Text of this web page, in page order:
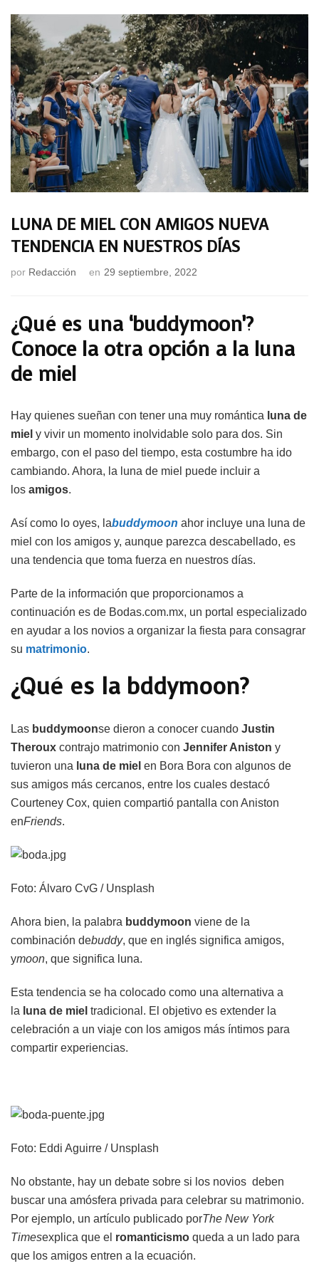
LUNA DE MIEL CON AMIGOS NUEVA
TENDENCIA EN NUESTROS DÍAS
por Redacción en 29 septiembre, 2022
¿Qué es una ‘buddymoon’?
Conoce la otra opción a la luna
de miel
Hay quienes sueñan con tener una muy romántica luna de
miel y vivir un momento inolvidable solo para dos. Sin
embargo, con el paso del tiempo, esta costumbre ha ido
cambiando. Ahora, la luna de miel puede incluir a
los amigos.
Así como lo oyes, labuddymoon ahor incluye una luna de
miel con los amigos y, aunque parezca descabellado, es
una tendencia que toma fuerza en nuestros días.
Parte de la información que proporcionamos a
continuación es de Bodas.com.mx, un portal especializado
en ayudar a los novios a organizar la fiesta para consagrar
su matrimonio.
¿Qué es la bddymoon?
Las buddymoonse dieron a conocer cuando Justin
Theroux contrajo matrimonio con Jennifer Aniston y
tuvieron una luna de miel en Bora Bora con algunos de
sus amigos más cercanos, entre los cuales destacó
Courteney Cox, quien compartió pantalla con Aniston
enFriends.
Foto: Álvaro CvG / Unsplash
Ahora bien, la palabra buddymoon viene de la
combinación debuddy, que en inglés significa amigos,
ymoon, que significa luna.
Esta tendencia se ha colocado como una alternativa a
la luna de miel tradicional. El objetivo es extender la
celebración a un viaje con los amigos más íntimos para
compartir experiencias.
Foto: Eddi Aguirre / Unsplash
No obstante, hay un debate sobre si los novios deben
buscar una amósfera privada para celebrar su matrimonio.
Por ejemplo, un artículo publicado porThe New York
Timesexplica que el romanticismo queda a un lado para
que los amigos entren a la ecuación.